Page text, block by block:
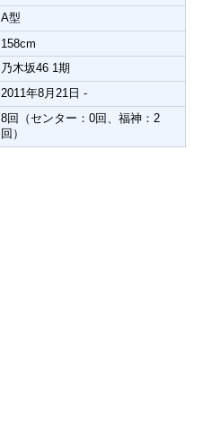
A型
158cm
乃木坂46 1期
2011年8月21日 -
8回（センター：0回、福神：2
回）